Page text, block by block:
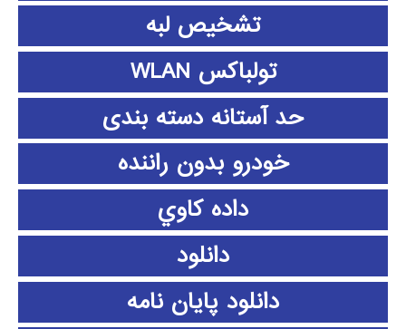
تشخیص لبه
تولباکس WLAN
حد آستانه دسته بندی
خودرو بدون راننده
داده كاوي
دانلود
دانلود پايان نامه